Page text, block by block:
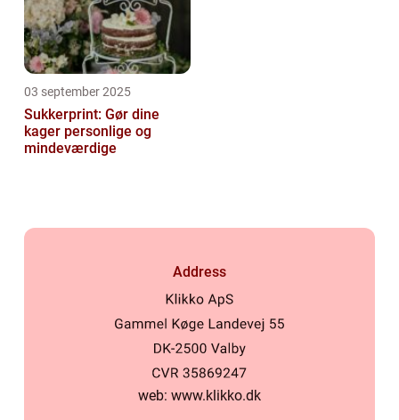
03 september 2025
Sukkerprint: Gør dine
kager personlige og
mindeværdige
Address
web: www.klikko.dk